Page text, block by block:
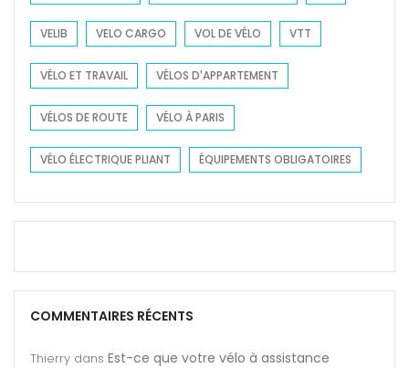
VELIB VELO CARGO VOL DE VÉLO VTT
VÉLO ET TRAVAIL VÉLOS D'APPARTEMENT
VÉLOS DE ROUTE VÉLO À PARIS
VÉLO ÉLECTRIQUE PLIANT ÉQUIPEMENTS OBLIGATOIRES
COMMENTAIRES RÉCENTS
Thierry dans Est-ce que votre vélo à assistance